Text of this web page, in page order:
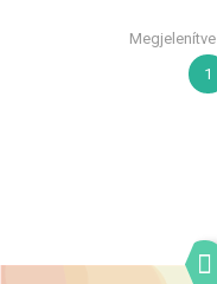
Megjelenítve
1